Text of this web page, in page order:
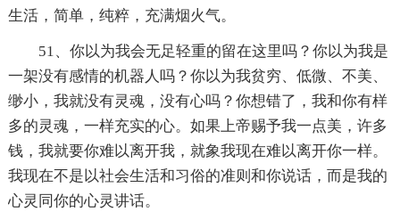
生活，简单，纯粹，充满烟火气。
51、你以为我会无足轻重的留在这里吗？你以为我是
一架没有感情的机器人吗？你以为我贫穷、低微、不美、
缈小，我就没有灵魂，没有心吗？你想错了，我和你有样
多的灵魂，一样充实的心。如果上帝赐予我一点美，许多
钱，我就要你难以离开我，就象我现在难以离开你一样。
我现在不是以社会生活和习俗的准则和你说话，而是我的
心灵同你的心灵讲话。